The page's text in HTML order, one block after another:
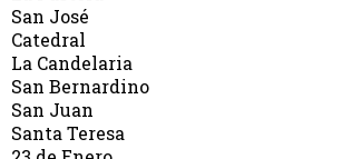
San José
Catedral
La Candelaria
San Bernardino
San Juan
Santa Teresa